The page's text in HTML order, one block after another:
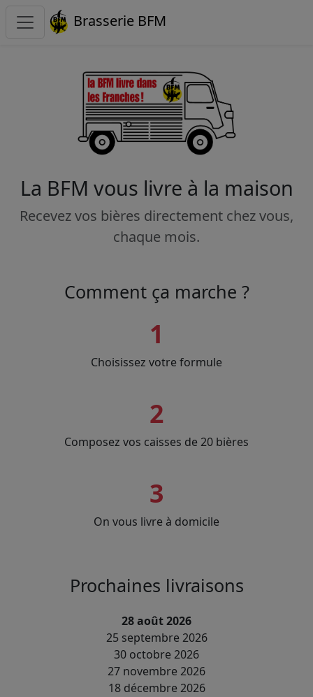
Brasserie BFM
La BFM vous livre à la maison
Recevez vos bières directement chez vous,
chaque mois.
Comment ça marche ?
1
Choisissez votre formule
2
Composez vos caisses de 20 bières
3
On vous livre à domicile
Prochaines livraisons
28 août 2026
25 septembre 2026
30 octobre 2026
27 novembre 2026
18 décembre 2026